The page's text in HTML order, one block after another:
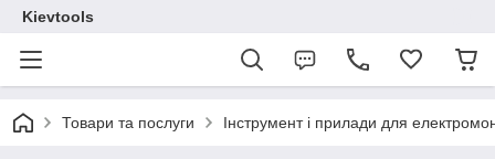
Kievtools
Товари та послуги Інструмент і прилади для